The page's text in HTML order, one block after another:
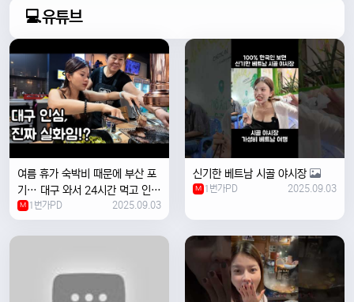
💻유튜브
여름 휴가 숙박비 때문에 부산 포
기… 대구 와서 24시간 먹고 인생
위로받았습니다
M 1번가PD 2025.09.03
신기한 베트남 시골 야시장
M 1번가PD 2025.09.03